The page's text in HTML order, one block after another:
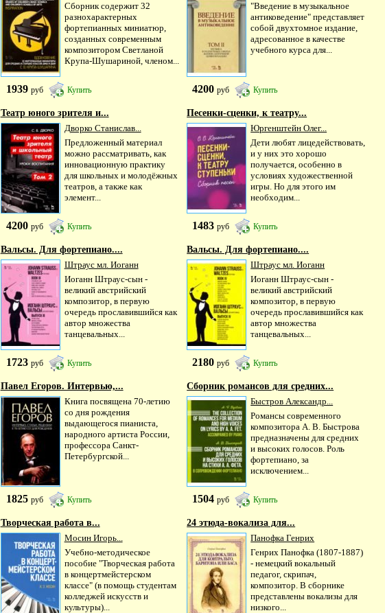
Сборник содержит 32
разнохарактерных
фортепианных миниатюр,
созданных современным
композитором Светланой
Крупа-Шушариной, членом...
1939 руб Купить
"Введение в музыкальное
антиковедение" представляет
собой двухтомное издание,
адресованное в качестве
учебного курса для...
4200руб Купить
Театр юного зрителя и...
Дворко Станислав...
Предложенный материал
можно рассматривать, как
инновационную практику
для школьных и молодёжных
театров, а также как
элемент...
4200 руб Купить
Песенки-сценки, к театру...
Юргенштейн Олег...
Дети любят лицедействовать,
и у них это хорошо
получается, особенно в
условиях художественной
игры. Но для этого им
необходим...
1483руб Купить
Вальсы. Для фортепиано....
Штраус мл. Иоганн
Иоганн Штраус-сын -
великий австрийский
композитор, в первую
очередь прославившийся как
автор множества
танцевальных...
1723 руб Купить
Вальсы. Для фортепиано....
Штраус мл. Иоганн
Иоганн Штраус-сын -
великий австрийский
композитор, в первую
очередь прославившийся как
автор множества
танцевальных...
2180руб Купить
Павел Егоров. Интервью,...
Книга посвящена 70-летию
со дня рождения
выдающегося пианиста,
народного артиста России,
профессора Санкт-
Петербургской...
1825 руб Купить
Сборник романсов для средних...
Быстров Александр...
Романсы современного
композитора А. В. Быстрова
предназначены для средних
и высоких голосов. Роль
фортепиано, за
исключением...
1504руб Купить
Творческая работа в...
Мосин Игорь...
Учебно-методическое
пособие "Творческая работа
в концертмейстерском
классе" (в помощь студентам
колледжей искусств и
культуры)...
24 этюда-вокализа для...
Панофка Генрих
Генрих Панофка (1807-1887)
- немецкий вокальный
педагог, скрипач,
композитор. В сборнике
представлены вокализы для
низкого...